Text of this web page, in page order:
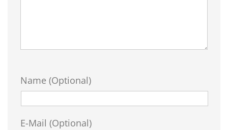
Name (Optional)
E-Mail (Optional)